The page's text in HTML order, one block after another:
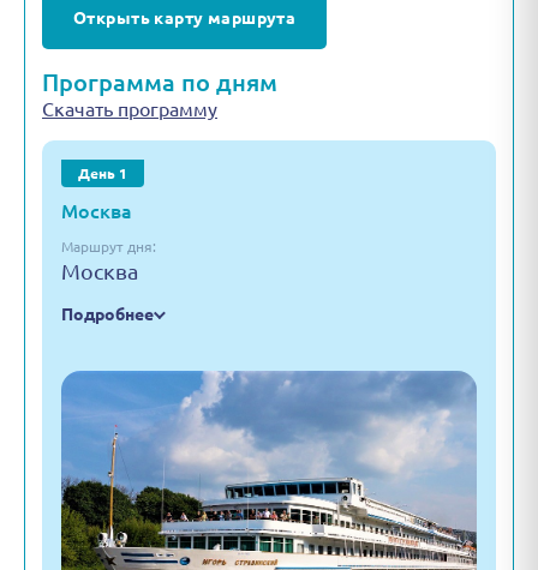
Открыть карту маршрута
Программа по дням
Скачать программу
День 1
Москва
Маршрут дня:
Москва
Подробнее